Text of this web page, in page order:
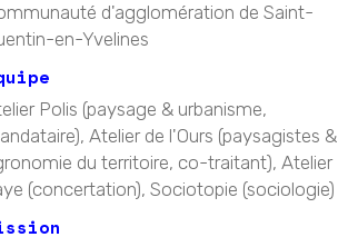
d'agglomération de Saint-
en-Yvelines
Polis (paysage & urbanisme,
Atelier de l'Ours (paysagistes &
du territoire, co-traitant), Atelier
(concertation), Sociotopie (sociologie)